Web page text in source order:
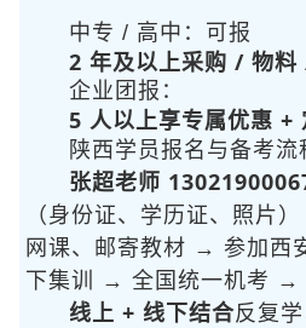
中专 / 高中：
2 年及以上采购 / 物
可报
企业团报：
5 人以上享专属优惠 +
陕西学员报名与备考流
张超老师
（身份证、学历证、照片
网课、邮寄教材 → 参加西
下集训 → 全国统一机考 →
线上 + 线下结合反复